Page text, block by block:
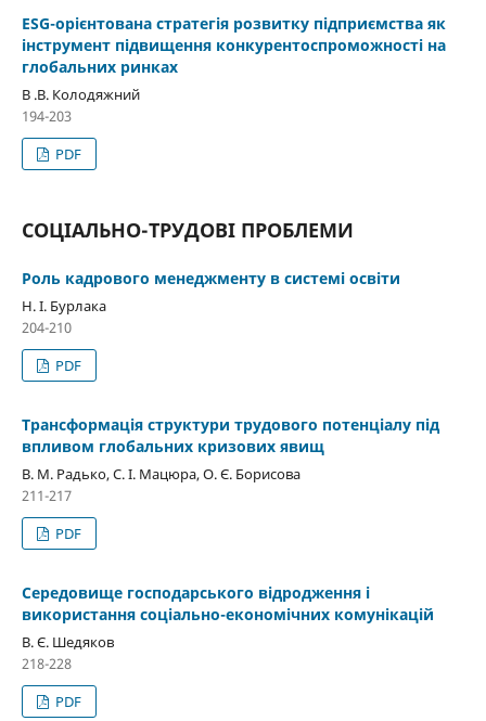
ESG-орієнтована стратегія розвитку підприємства як
інструмент підвищення конкурентоспроможності на
глобальних ринках
В .В. Колодяжний
194-203
PDF
СОЦІАЛЬНО-ТРУДОВІ ПРОБЛЕМИ
Роль кадрового менеджменту в системі освіти
Н. І. Бурлака
204-210
PDF
Трансформація структури трудового потенціалу під
впливом глобальних кризових явищ
В. М. Радько, С. І. Мацюра, О. Є. Борисова
211-217
PDF
Середовище господарського відродження і
використання соціально-економічних комунікацій
В. Є. Шедяков
218-228
PDF